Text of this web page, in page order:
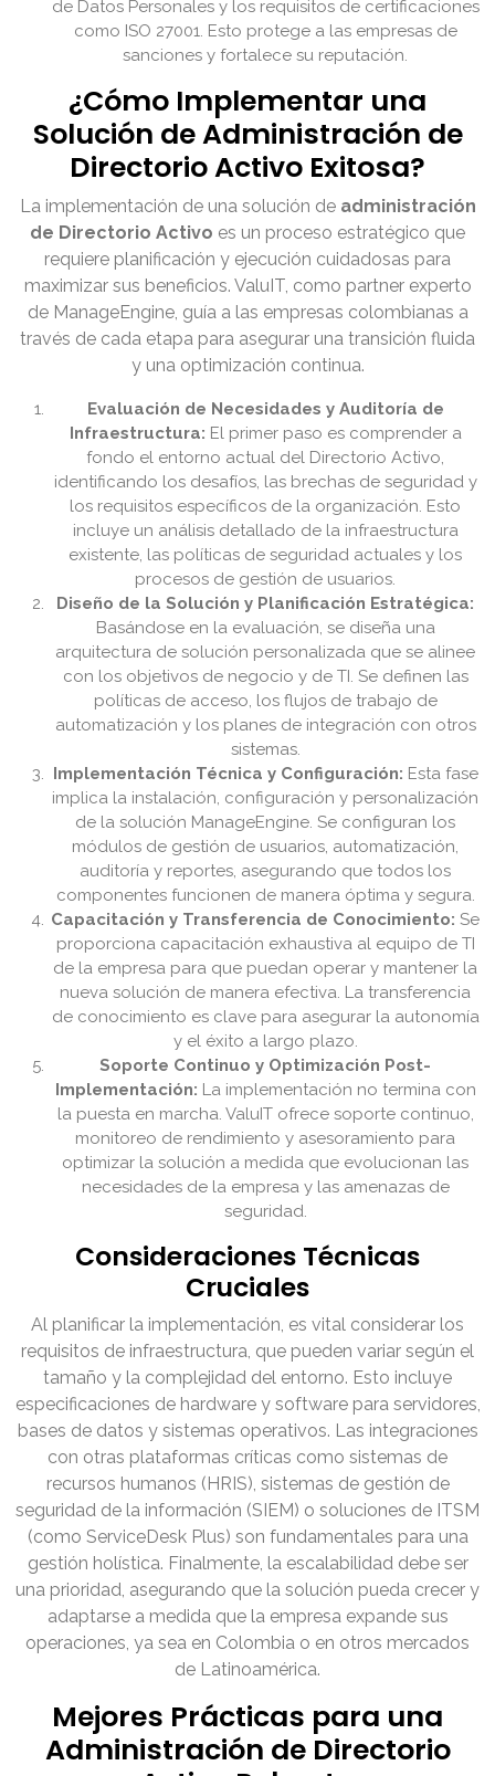
de Datos Personales y los requisitos de certificaciones
como ISO 27001. Esto protege a las empresas de
sanciones y fortalece su reputación.
¿Cómo Implementar una
Solución de Administración de
Directorio Activo Exitosa?
La implementación de una solución de administración
de Directorio Activo es un proceso estratégico que
requiere planificación y ejecución cuidadosas para
maximizar sus beneficios. ValuIT, como partner experto
de ManageEngine, guía a las empresas colombianas a
través de cada etapa para asegurar una transición fluida
y una optimización continua.
Evaluación de Necesidades y Auditoría de
Infraestructura: El primer paso es comprender a
fondo el entorno actual del Directorio Activo,
identificando los desafíos, las brechas de seguridad y
los requisitos específicos de la organización. Esto
incluye un análisis detallado de la infraestructura
existente, las políticas de seguridad actuales y los
procesos de gestión de usuarios.
Diseño de la Solución y Planificación Estratégica:
Basándose en la evaluación, se diseña una
arquitectura de solución personalizada que se alinee
con los objetivos de negocio y de TI. Se definen las
políticas de acceso, los flujos de trabajo de
automatización y los planes de integración con otros
sistemas.
Implementación Técnica y Configuración: Esta fase
implica la instalación, configuración y personalización
de la solución ManageEngine. Se configuran los
módulos de gestión de usuarios, automatización,
auditoría y reportes, asegurando que todos los
componentes funcionen de manera óptima y segura.
Capacitación y Transferencia de Conocimiento: Se
proporciona capacitación exhaustiva al equipo de TI
de la empresa para que puedan operar y mantener la
nueva solución de manera efectiva. La transferencia
de conocimiento es clave para asegurar la autonomía
y el éxito a largo plazo.
Soporte Continuo y Optimización Post-
Implementación: La implementación no termina con
la puesta en marcha. ValuIT ofrece soporte continuo,
monitoreo de rendimiento y asesoramiento para
optimizar la solución a medida que evolucionan las
necesidades de la empresa y las amenazas de
seguridad.
Consideraciones Técnicas
Cruciales
Al planificar la implementación, es vital considerar los
requisitos de infraestructura, que pueden variar según el
tamaño y la complejidad del entorno. Esto incluye
especificaciones de hardware y software para servidores,
bases de datos y sistemas operativos. Las integraciones
con otras plataformas críticas como sistemas de
recursos humanos (HRIS), sistemas de gestión de
seguridad de la información (SIEM) o soluciones de ITSM
(como ServiceDesk Plus) son fundamentales para una
gestión holística. Finalmente, la escalabilidad debe ser
una prioridad, asegurando que la solución pueda crecer y
adaptarse a medida que la empresa expande sus
operaciones, ya sea en Colombia o en otros mercados
de Latinoamérica.
Mejores Prácticas para una
Administración de Directorio